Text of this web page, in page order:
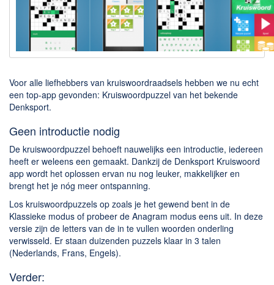
Downloaden
BitTorrent Clients
Nieuwslezers (Downloaden via usenet)
Onderhoud & Veiligheid
Computer opschonen
Veilig online
Productiviteit
Adresboek en contacten
Planning en organisatie
Tekst en Administratie
Overige
Algemeen
Chatten en bellen
Voor alle liefhebbers van kruiswoordraadsels hebben we nu echt
een top-app gevonden: Kruiswoordpuzzel van het bekende
Denksport.
Geen introductie nodig
De kruiswoordpuzzel behoeft nauwelijks een introductie, iedereen
heeft er weleens een gemaakt. Dankzij de Denksport Kruiswoord
app wordt het oplossen ervan nu nog leuker, makkelijker en
brengt het je nóg meer ontspanning.
Los kruiswoordpuzzels op zoals je het gewend bent in de
Klassieke modus of probeer de Anagram modus eens uit. In deze
versie zijn de letters van de in te vullen woorden onderling
verwisseld. Er staan duizenden puzzels klaar in 3 talen
(Nederlands, Frans, Engels).
Verder: